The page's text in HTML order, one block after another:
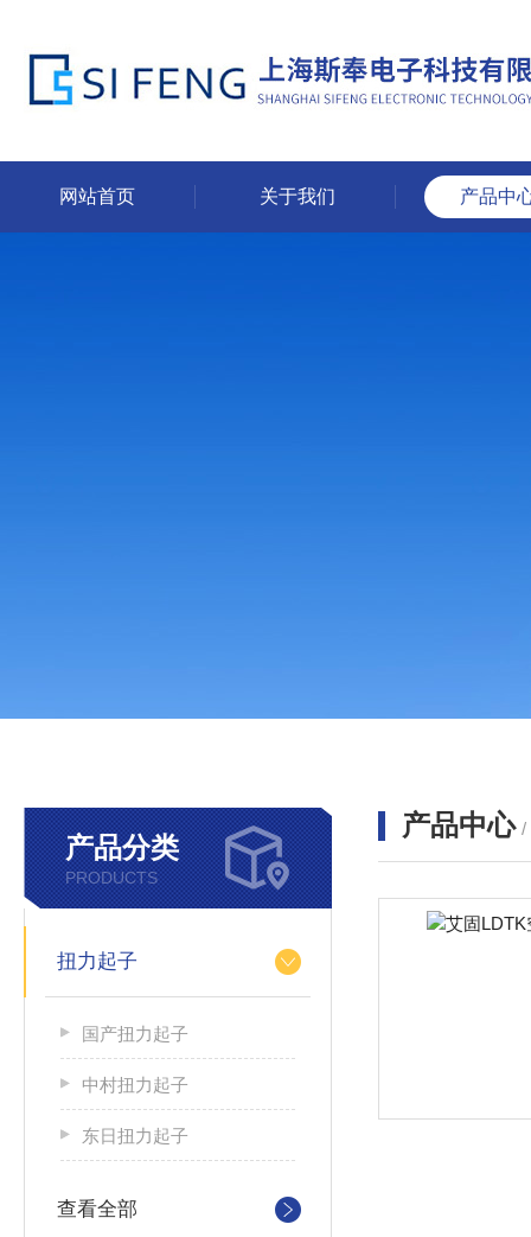
网站首页 关于我们 产品中
产品分类
PRODUCTS
扭力起子
国产扭力起子
中村扭力起子
东日扭力起子
查看全部
产品中心 /